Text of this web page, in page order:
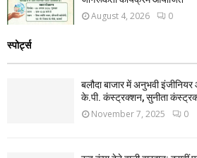
August 4, 2026 0
स्पोर्ट्स
बलौदा बाजार में अनुभवी
के.पी. कंस्ट्रक्शन, सुनीता
November 7, 2025 0